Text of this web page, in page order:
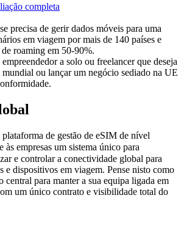
completa
se precisa de gerir dados móveis para uma
em viagem por mais de 140 países e
roaming em 50-90%.
empreendedor a solo ou freelancer que deseja
ou lançar um negócio sediado na UE
de gestão de eSIM de nível
às empresas um sistema único para
e controlar a conectividade global para
e dispositivos em viagem. Pense nisto como
central para manter a sua equipa ligada em
um único contrato e visibilidade total do